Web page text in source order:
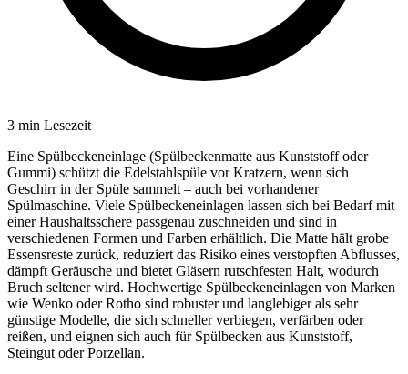
3 min Lesezeit
Eine Spülbeckeneinlage (Spülbeckenmatte aus Kunststoff oder
Gummi) schützt die Edelstahlspüle vor Kratzern, wenn sich
Geschirr in der Spüle sammelt – auch bei vorhandener
Spülmaschine. Viele Spülbeckeneinlagen lassen sich bei Bedarf mit
einer Haushaltsschere passgenau zuschneiden und sind in
verschiedenen Formen und Farben erhältlich. Die Matte hält grobe
Essensreste zurück, reduziert das Risiko eines verstopften Abflusses,
dämpft Geräusche und bietet Gläsern rutschfesten Halt, wodurch
Bruch seltener wird. Hochwertige Spülbeckeneinlagen von Marken
wie Wenko oder Rotho sind robuster und langlebiger als sehr
günstige Modelle, die sich schneller verbiegen, verfärben oder
reißen, und eignen sich auch für Spülbecken aus Kunststoff,
Steingut oder Porzellan.